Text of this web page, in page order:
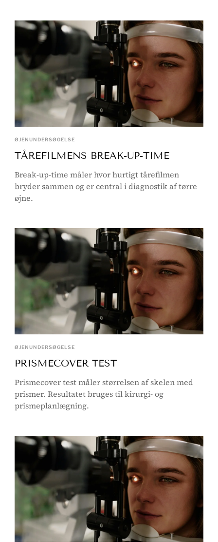
ØJENUNDERSØGELSE
TÅREFILMENS BREAK-UP-TIME
Break-up-time måler hvor hurtigt tårefilmen
bryder sammen og er central i diagnostik af tørre
øjne.
ØJENUNDERSØGELSE
PRISMECOVER TEST
Prismecover test måler størrelsen af skelen med
prismer. Resultatet bruges til kirurgi- og
prismeplanlægning.